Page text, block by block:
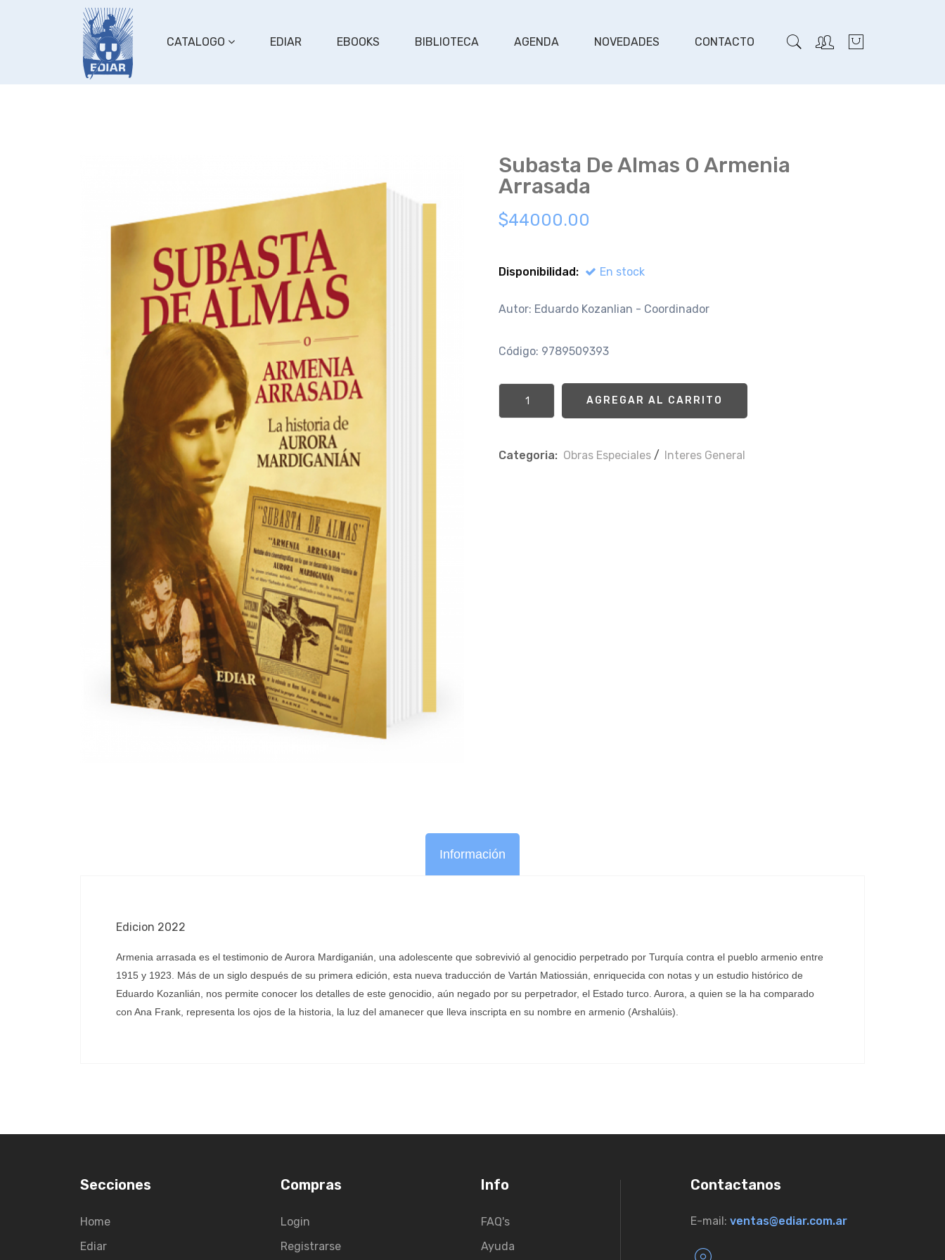
CATALOGO EDIAR EBOOKS BIBLIOTECA AGENDA NOVEDADES CONTACTO
Subasta De Almas O Armenia
Arrasada
$44000.00
Disponibilidad: En stock
Autor: Eduardo Kozanlian - Coordinador
Código: 9789509393
AGREGAR AL CARRITO
Categoria: Obras Especiales / Interes General
Información
Edicion 2022
Armenia arrasada es el testimonio de Aurora Mardiganián, una adolescente que sobrevivió al genocidio perpetrado por Turquía contra el pueblo armenio entre
1915 y 1923. Más de un siglo después de su primera edición, esta nueva traducción de Vartán Matiossián, enriquecida con notas y un estudio histórico de
Eduardo Kozanlián, nos permite conocer los detalles de este genocidio, aún negado por su perpetrador, el Estado turco. Aurora, a quien se la ha comparado
con Ana Frank, representa los ojos de la historia, la luz del amanecer que lleva inscripta en su nombre en armenio (Arshalúis).
Secciones
Home
Ediar
Compras
Login
Registrarse
Info
FAQ's
Ayuda
Contactanos
E-mail: ventas@ediar.com.ar